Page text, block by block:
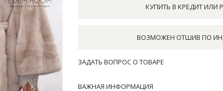
КУПИТЬ В КРЕДИТ ИЛИ
ВОЗМОЖЕН ОТШИВ ПО
ЗАДАТЬ ВОПРОС О ТОВАРЕ
ВАЖНАЯ ИНФОРМАЦИЯ